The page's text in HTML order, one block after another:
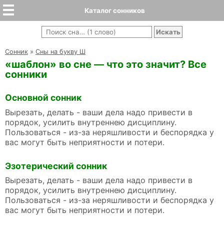
Каталог сонников
Cонник » Сны на букву Ш
«шаблон» во сне — что это значит? Все
сонники
Основной сонник
Вырезать, делать - ваши дела надо привести в
порядок, усилить внутреннею дисциплину.
Пользоваться - из-за неряшливости и беспорядка у
вас могут быть неприятности и потери.
Эзотерический сонник
Вырезать, делать - ваши дела надо привести в
порядок, усилить внутреннею дисциплину.
Пользоваться - из-за неряшливости и беспорядка у
вас могут быть неприятности и потери.